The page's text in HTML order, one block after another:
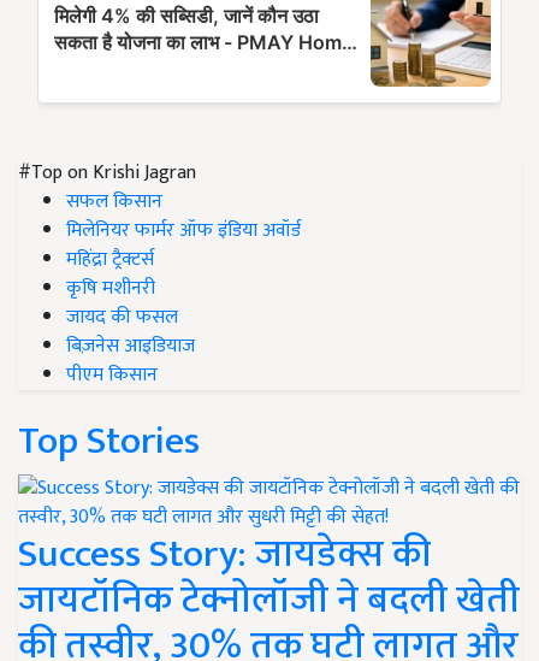
#Top on Krishi Jagran
सफल किसान
मिलेनियर फार्मर ऑफ इंडिया अवॉर्ड
महिंद्रा ट्रैक्टर्स
कृषि मशीनरी
जायद की फसल
बिज़नेस आइडियाज
पीएम किसान
Top Stories
Success Story: जायडेक्स की
जायटॉनिक टेक्नोलॉजी ने बदली खेती
की तस्वीर, 30% तक घटी लागत और